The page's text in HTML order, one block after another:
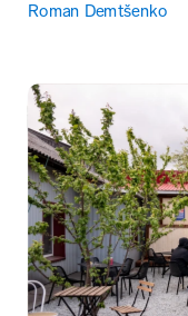
Roman Demtšenko